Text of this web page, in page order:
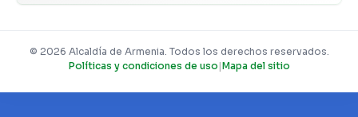
© 2026 Alcaldía de Armenia. Todos los derechos reservados.
Políticas y condiciones de uso |Mapa del sitio